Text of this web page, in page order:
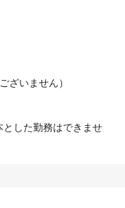
ざいません）
とした勤務はできませ